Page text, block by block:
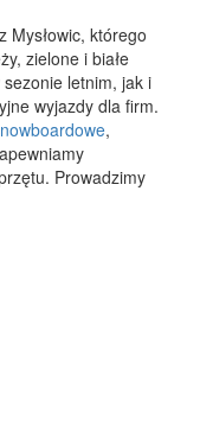
Mysłowic, którego
zielone i białe
letnim, jak i
wyjazdy dla firm.
,
Prowadzimy